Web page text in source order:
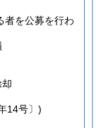
者を公募を行わ
14号〕)